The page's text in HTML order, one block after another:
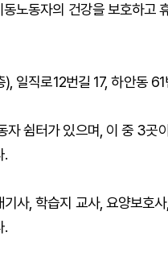
노동자의 건강을 보호하고
일직로12번길 17, 하안동
자 쉼터가 있으며, 이 중 3곳
.
사, 학습지 교사, 요양보호
.